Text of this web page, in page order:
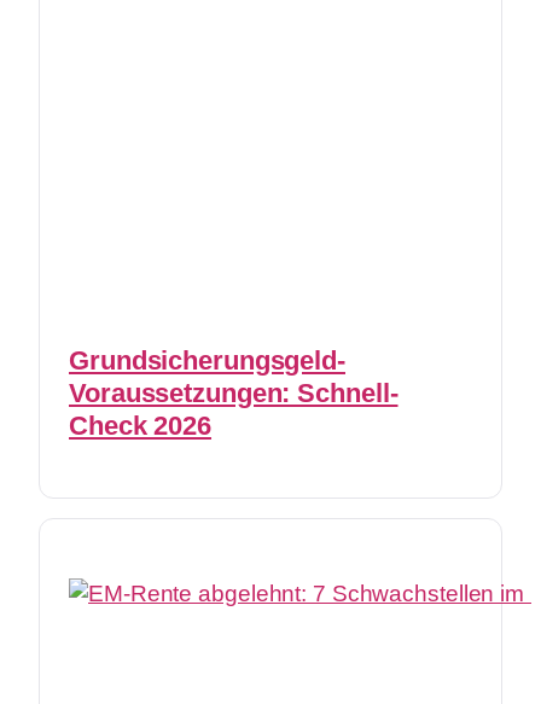
Grundsicherungsgeld-
Voraussetzungen: Schnell-
Check 2026